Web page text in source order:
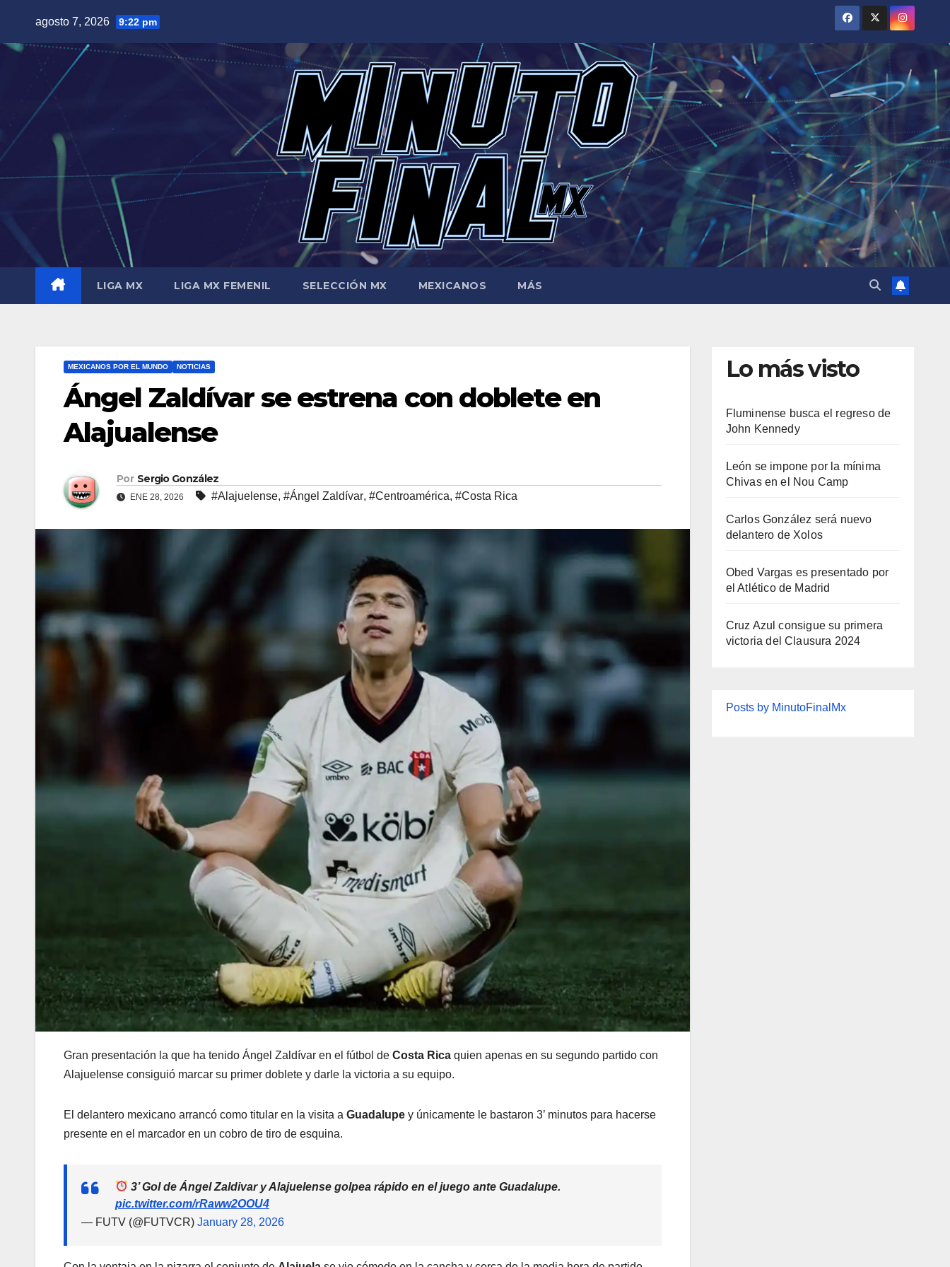
contenido
agosto 7, 2026 9:22 pm
LIGA MX LIGA MX FEMENIL SELECCIÓN MX MEXICANOS MÁS
MEXICANOS POR EL MUNDO NOTICIAS
Ángel Zaldívar se estrena con doblete en
Alajualense
Por Sergio González
ENE 28, 2026 #Alajuelense, #Ángel Zaldívar, #Centroamérica, #Costa Rica
Gran presentación la que ha tenido Ángel Zaldívar en el fútbol de Costa Rica quien apenas en su segundo partido con
Alajuelense consiguió marcar su primer doblete y darle la victoria a su equipo.
El delantero mexicano arrancó como titular en la visita a Guadalupe y únicamente le bastaron 3’ minutos para hacerse
presente en el marcador en un cobro de tiro de esquina.
3’ Gol de Ángel Zaldivar y Alajuelense golpea rápido en el juego ante Guadalupe.
pic.twitter.com/rRaww2OOU4
— FUTV (@FUTVCR) January 28, 2026
Lo más visto
Fluminense busca el regreso de
John Kennedy
León se impone por la mínima
Chivas en el Nou Camp
Carlos González será nuevo
delantero de Xolos
Obed Vargas es presentado por
el Atlético de Madrid
Cruz Azul consigue su primera
victoria del Clausura 2024
Posts by MinutoFinalMx